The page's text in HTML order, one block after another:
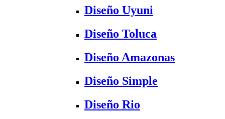
Diseño Uyuni
Diseño Toluca
Diseño Amazonas
Diseño Simple
Diseño Rio